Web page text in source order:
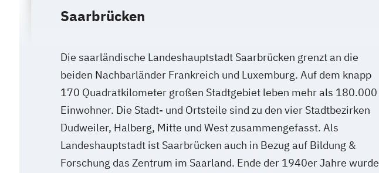
Saarbrücken
Die saarländische Landeshauptstadt Saarbrücken grenzt an die
beiden Nachbarländer Frankreich und Luxemburg. Auf dem knapp
170 Quadratkilometer großen Stadtgebiet leben mehr als 180.000
Einwohner. Die Stadt- und Ortsteile sind zu den vier Stadtbezirken
Dudweiler, Halberg, Mitte und West zusammengefasst. Als
Landeshauptstadt ist Saarbrücken auch in Bezug auf Bildung &
Forschung das Zentrum im Saarland. Ende der 1940er Jahre wurde